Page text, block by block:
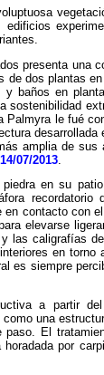
presenta una
de dos plantas
baños en
sostenibilidad
Palmyra le fué
desarrollada
amplia de
07/2013
piedra en su
recordatorio
en contacto con
elevarse
las caligrafías
en torno
es siempre
a partir
una
paso. El
por